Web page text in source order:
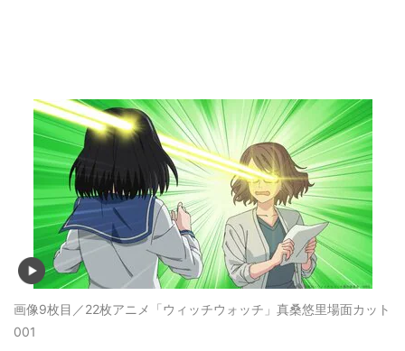
画像9枚目／22枚アニメ「ウィッチウォッチ」真桑悠里場面カット
001